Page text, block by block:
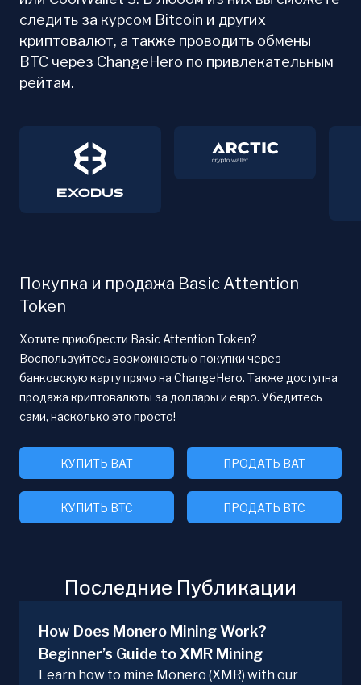
следить за курсом Bitcoin и других
криптовалют, а также проводить обмены
BTC через ChangeHero по привлекательным
рейтам.
Покупка и продажа Basic Attention
Token
Хотите приобрести Basic Attention Token?
Воспользуйтесь возможностью покупки через
банковскую карту прямо на ChangeHero. Также доступна
продажа криптовалюты за доллары и евро. Убедитесь
сами, насколько это просто!
КУПИТЬ BAT ПРОДАТЬ BAT
КУПИТЬ BTC ПРОДАТЬ BTC
Последние Публикации
How Does Monero Mining Work?
Beginner’s Guide to XMR Mining
Learn how to mine Monero (XMR) with our